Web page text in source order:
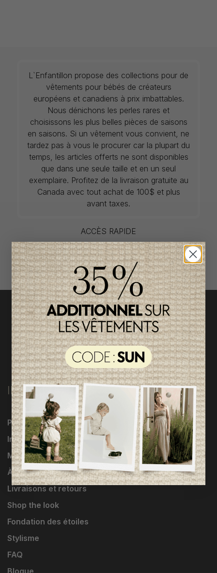
L`Enfantillon propose des collections pour de
vêtements pour bébés de créateurs
européens et canadiens à prix imbattables.
Nous dénichons les perles rares et
choisissons les plus belles pièces de saisons
en saisons. Si un vêtement vous convient, ne
tardez pas à vous le procurer car la plupart du
temps, les articles offerts ne sont disponibles
que dans une seule taille et en un seul
exemplaire. Profitez de la livraison gratuite au
Canada avec tout achat de 100$ et plus
avant taxes.
ACCÈS RAPIDE
magasinez par catégorie
INFORMATIONS
Programme Loyauté
Influenceuses
Marques
À propos
Livraisons et retours
Shop the look
Fondation des étoiles
Stylisme
FAQ